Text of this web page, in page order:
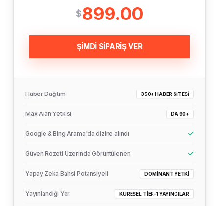
$899.00
ŞİMDİ SİPARİŞ VER
Haber Dağıtımı 350+ HABER SITESI
Max Alan Yetkisi DA 90+
Google & Bing Arama'da dizine alındı
Güven Rozeti Üzerinde Görüntülenen
Yapay Zeka Bahsi Potansiyeli DOMINANT YETKI
Yayınlandığı Yer KÜRESEL TIER-1 YAYINCILAR